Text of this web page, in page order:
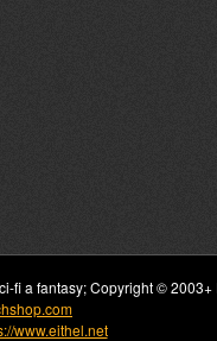
fi a fantasy; Copyright ©
www.eithel.net